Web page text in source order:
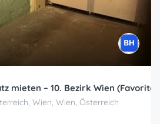
mieten – 10. Bezirk Wien
Wien, Wien, Österreich